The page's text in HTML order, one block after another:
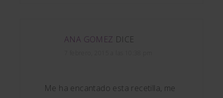
ANA GOMEZ DICE
Me ha encantado esta recetilla, me